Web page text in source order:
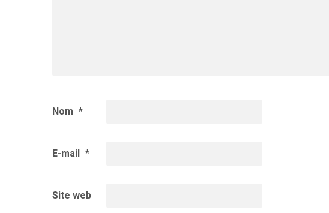
Nom *
E-mail *
Site web